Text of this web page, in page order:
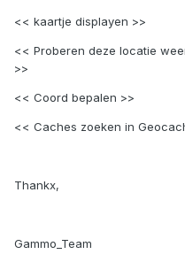
<< kaartje displayen >>
<< Proberen deze locatie
>>
<< Coord bepalen >>
<< Caches zoeken in
Thankx,
Gammo_Team